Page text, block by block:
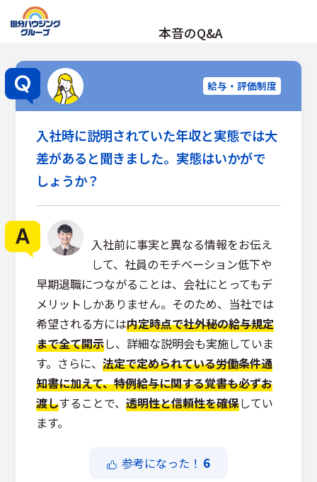
本音のQ&A
給与・評価制度
入社時に説明されていた年収と実態では大
差があると聞きました。実態はいかがで
しょうか？
入社前に事実と異なる情報をお伝え
して、社員のモチベーション低下や
早期退職につながることは、会社にとってもデ
メリットしかありません。そのため、当社では
希望される方には内定時点で社外秘の給与規定
まで全て開示し、詳細な説明会も実施していま
す。さらに、法定で定められている労働条件通
知書に加えて、特例給与に関する覚書も必ずお
渡しすることで、透明性と信頼性を確保してい
ます。
参考になった！ 6